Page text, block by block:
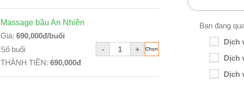
Massage bầu An Nhiên
Giá: 690,000đ/buổi
Số buổi
-
+
THÀNH TIỀN: 690,000đ
Bạn đang
Dịch
Dịch
Dịch